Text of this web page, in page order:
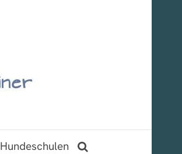
Hundeschulen